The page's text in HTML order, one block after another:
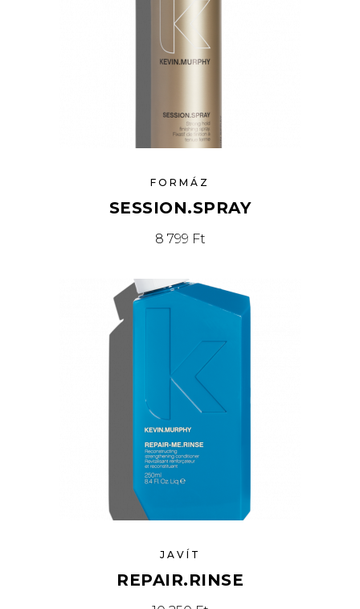
FORMÁZ
SESSION.SPRAY
8 799 Ft
JAVÍT
REPAIR.RINSE